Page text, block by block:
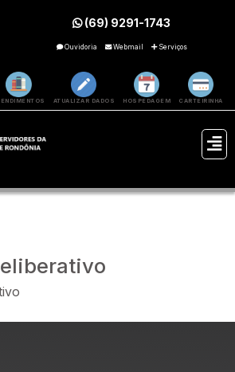
(69) 9291-1743
Ouvidoria Webmail Serviços
ATUALIZAR DADOS HOSPEDAGEM CARTEIRINHA